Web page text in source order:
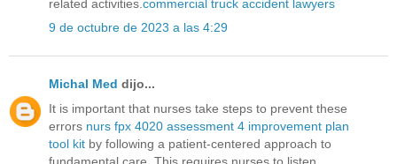
related activities. commercial truck accident lawyers
9 de octubre de 2023 a las 4:29
Michal Med dijo...
It is important that nurses take steps to prevent these
errors nurs fpx 4020 assessment 4 improvement plan
tool kit by following a patient-centered approach to
fundamental care. This requires nurses to listen